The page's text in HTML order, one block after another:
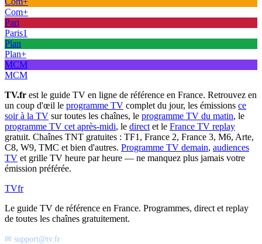
Com+
Pari
Paris1
Plan
Plan+
MCM
MCM
TV.fr est le guide TV en ligne de référence en France. Retrouvez en
un coup d'œil le programme TV complet du jour, les émissions ce
soir à la TV sur toutes les chaînes, le programme TV du matin, le
programme TV cet après-midi, le direct et le France TV replay
gratuit. Chaînes TNT gratuites : TF1, France 2, France 3, M6, Arte,
C8, W9, TMC et bien d'autres. Programme TV demain, audiences
TV et grille TV heure par heure — ne manquez plus jamais votre
émission préférée.
TVfr
Le guide TV de référence en France. Programmes, direct et replay
de toutes les chaînes gratuitement.
✉ support@tv.fr